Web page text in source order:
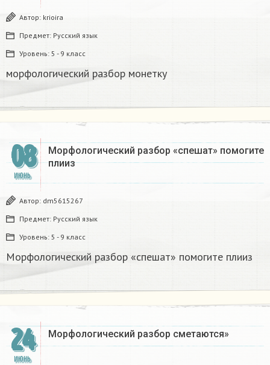
Автор: krioira
Предмет: Русский язык
Уровень: 5 - 9 класс
морфологический разбор монетку
08
ИЮНЬ
Морфологический разбор «спешат» помогите
плииз
Автор: dm5615267
Предмет: Русский язык
Уровень: 5 - 9 класс
Морфологический разбор «спешат» помогите плииз
24
ИЮНЬ
Морфологический разбор сметаются»